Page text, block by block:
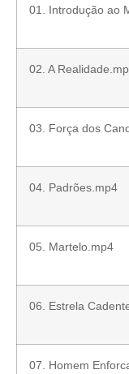
01. Introdução ao
02. A
03. Força dos
04. Padrões.mp4
05. Martelo.mp4
06. Estrela
07. Homem